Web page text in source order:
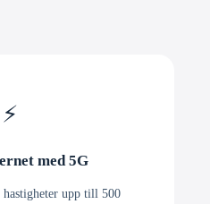
⚡
med 5G
upp till 500